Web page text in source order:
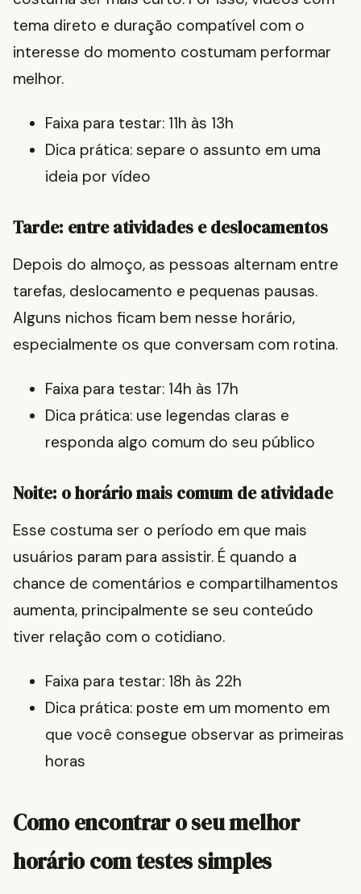
tema direto e duração compatível com o
interesse do momento costumam performar
melhor.
Faixa para testar: 11h às 13h
Dica prática: separe o assunto em uma
ideia por vídeo
Tarde: entre atividades e deslocamentos
Depois do almoço, as pessoas alternam entre
tarefas, deslocamento e pequenas pausas.
Alguns nichos ficam bem nesse horário,
especialmente os que conversam com rotina.
Faixa para testar: 14h às 17h
Dica prática: use legendas claras e
responda algo comum do seu público
Noite: o horário mais comum de atividade
Esse costuma ser o período em que mais
usuários param para assistir. É quando a
chance de comentários e compartilhamentos
aumenta, principalmente se seu conteúdo
tiver relação com o cotidiano.
Faixa para testar: 18h às 22h
Dica prática: poste em um momento em
que você consegue observar as primeiras
horas
Como encontrar o seu melhor
horário com testes simples